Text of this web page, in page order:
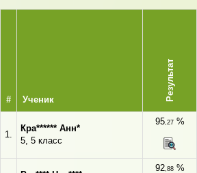
# Ученик Результат
1.
Кра****** Анн*
5, 5 класс
95,27%
92,88%